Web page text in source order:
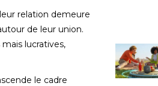
relation demeure
de leur union.
lucratives,
le cadre